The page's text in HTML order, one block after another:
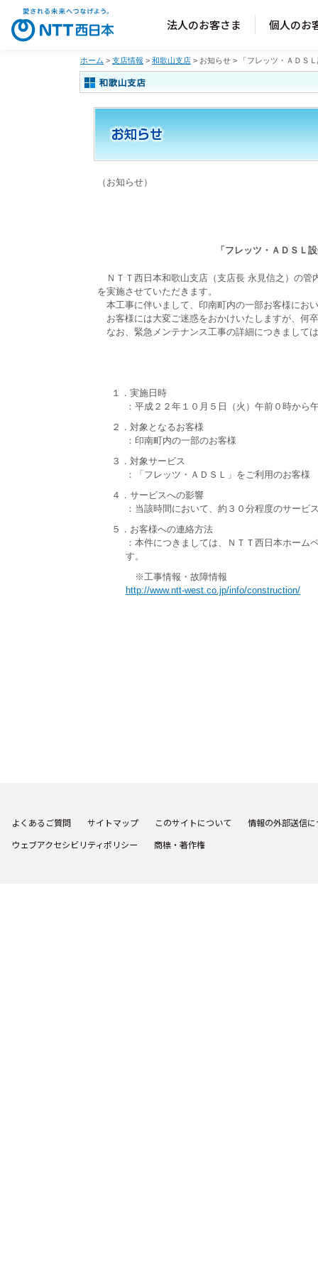
法人のお客さま 個人のお
ホーム > 支店情報 > 和歌山支店 > お知らせ > 「フレッツ・ＡＤＳ
（お知らせ）
「フレッツ・ＡＤＳＬ
ＮＴＴ西日本和歌山支店（支店長 永見信之）の管
を実施させていただきます。
本工事に伴いまして、印南町内の一部お客様にお
お客様には大変ご迷惑をおかけいたしますが、何
なお、緊急メンテナンス工事の詳細につきまして
１．実施日時
：平成２２年１０月５日（火）午前０時から
２．対象となるお客様
：印南町内の一部のお客様
３．対象サービス
：「フレッツ・ＡＤＳＬ」をご利用のお客様
４．サービスへの影響
：当該時間において、約３０分程度のサービ
５．お客様への連絡方法
：本件につきましては、ＮＴＴ西日本ホー
す。
※工事情報・故障情報
http://www.ntt-west.co.jp/info/construction/
よくあるご質問 サイトマップ このサイトについて
情報の外部送信
ウェブアクセシビリティポリシー
商標・著作権